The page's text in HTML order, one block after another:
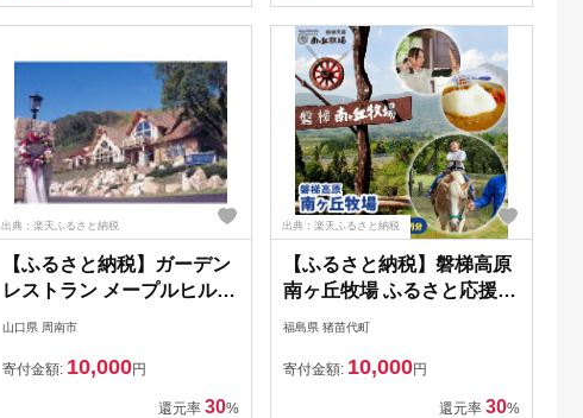
業 入園 卒園 】
出典：楽天ふるさと納税
【ふるさと納税】ガーデン
レストラン メープルヒルお
食事券(3,000円分)【山口県
送料無料
山口県 周南市
寄付金額: 10,000円
還元率 30%
出典：楽天ふるさと納税
【ふるさと納税】磐梯高原
南ヶ丘牧場 ふるさと応援券
（3000円分） 猪苗代町
福島県 猪苗代町
寄付金額: 10,000円
還元率 30%